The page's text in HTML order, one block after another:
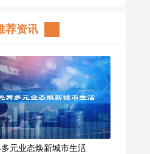
荐资讯
元业态焕新城市生活